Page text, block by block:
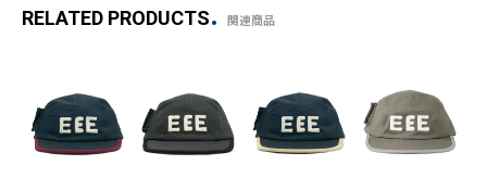
RELATED PRODUCTS 関連商品